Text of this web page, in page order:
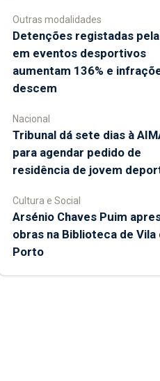
Outras modalidades
Detenções registadas pela
em eventos desportivos
aumentam 136% e
descem
Nacional
Tribunal dá sete dias à
para agendar pedido de
residência de jovem
Cultura e Social
Arsénio Chaves Puim
obras na Biblioteca de Vila
Porto